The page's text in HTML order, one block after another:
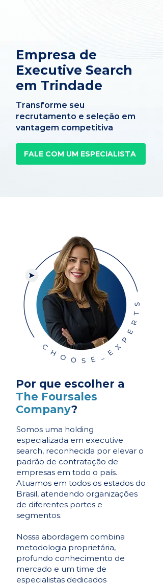
Empresa de
Executive Search
em Trindade
Transforme seu
recrutamento e seleção em
vantagem competitiva
FALE COM UM ESPECIALISTA
Por que escolher a
The Foursales
Company?
Somos uma holding
especializada em executive
search, reconhecida por elevar o
padrão de contratação de
empresas em todo o país.
Atuamos em todos os estados do
Brasil, atendendo organizações
de diferentes portes e
segmentos.
Nossa abordagem combina
metodologia proprietária,
profundo conhecimento de
mercado e um time de
especialistas dedicados